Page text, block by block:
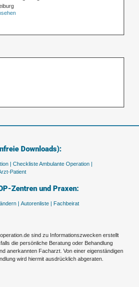
Downloads):
| Checkliste Ambulante Operation |
Patient
Zentren und Praxen:
| Autorenliste | Fachbeirat
sind zu Informationszwecken erstellt
die persönliche Beratung oder Behandlung
anerkannten Facharzt. Von einer eigenständigen
wird hiermit ausdrücklich abgeraten.